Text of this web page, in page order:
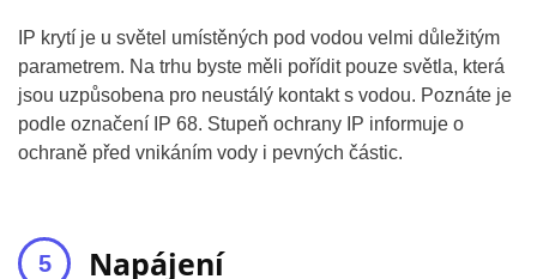
IP krytí je u světel umístěných pod vodou velmi důležitým
parametrem. Na trhu byste měli pořídit pouze světla, která
jsou uzpůsobena pro neustálý kontakt s vodou. Poznáte je
podle označení IP 68. Stupeň ochrany IP informuje o
ochraně před vnikáním vody i pevných částic.
Napájení